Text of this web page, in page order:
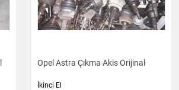
Opel Astra Çıkma Akis Orijinal
İkinci El